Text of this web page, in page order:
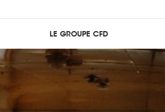
LE GROUPE CFD